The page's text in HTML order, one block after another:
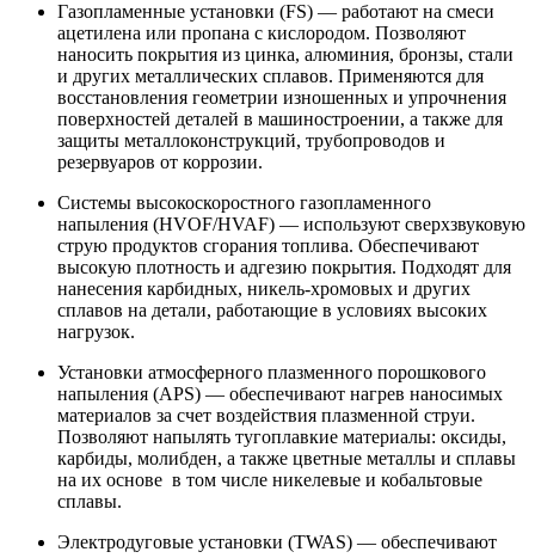
Газопламенные установки (FS) — работают на смеси
ацетилена или пропана с кислородом. Позволяют
наносить покрытия из цинка, алюминия, бронзы, стали
и других металлических сплавов. Применяются для
восстановления геометрии изношенных и упрочнения
поверхностей деталей в машиностроении, а также для
защиты металлоконструкций, трубопроводов и
резервуаров от коррозии.
Системы высокоскоростного газопламенного
напыления (HVOF/HVAF) — используют сверхзвуковую
струю продуктов сгорания топлива. Обеспечивают
высокую плотность и адгезию покрытия. Подходят для
нанесения карбидных, никель-хромовых и других
сплавов на детали, работающие в условиях высоких
нагрузок.
Установки атмосферного плазменного порошкового
напыления (APS) — обеспечивают нагрев наносимых
материалов за счет воздействия плазменной струи.
Позволяют напылять тугоплавкие материалы: оксиды,
карбиды, молибден, а также цветные металлы и сплавы
на их основе в том числе никелевые и кобальтовые
сплавы.
Электродуговые установки (TWAS) — обеспечивают